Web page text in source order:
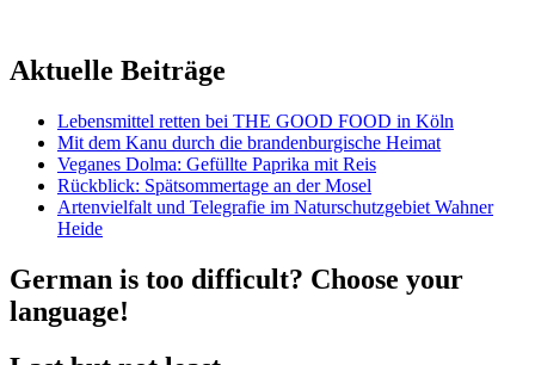
Aktuelle Beiträge
Lebensmittel retten bei THE GOOD FOOD in Köln
Mit dem Kanu durch die brandenburgische Heimat
Veganes Dolma: Gefüllte Paprika mit Reis
Rückblick: Spätsommertage an der Mosel
Artenvielfalt und Telegrafie im Naturschutzgebiet Wahner
Heide
German is too difficult? Choose your
language!